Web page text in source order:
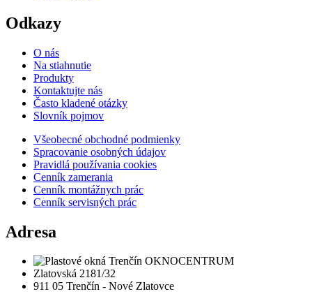
Odkazy
O nás
Na stiahnutie
Produkty
Kontaktujte nás
Často kladené otázky
Slovník pojmov
Všeobecné obchodné podmienky
Spracovanie osobných údajov
Pravidlá používania cookies
Cenník zamerania
Cenník montážnych prác
Cenník servisných prác
Adresa
Zlatovská 2181/32
911 05 Trenčín - Nové Zlatovce